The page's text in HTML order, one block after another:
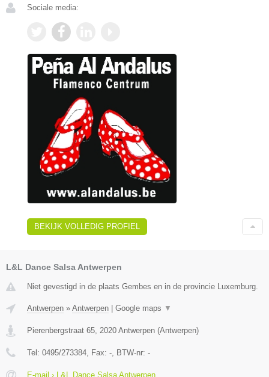
Sociale media:
BEKIJK VOLLEDIG PROFIEL
L&L Dance Salsa Antwerpen
Niet gevestigd in de plaats Gembes en in de provincie Luxemburg.
Antwerpen » Antwerpen | Google maps ▼
Pierenbergstraat 65 2020 Antwerpen (Antwerpen)
Tel: 0495/273384 , Fax: - , BTW-nr: -
E-mail › L&L Dance Salsa Antwerpen